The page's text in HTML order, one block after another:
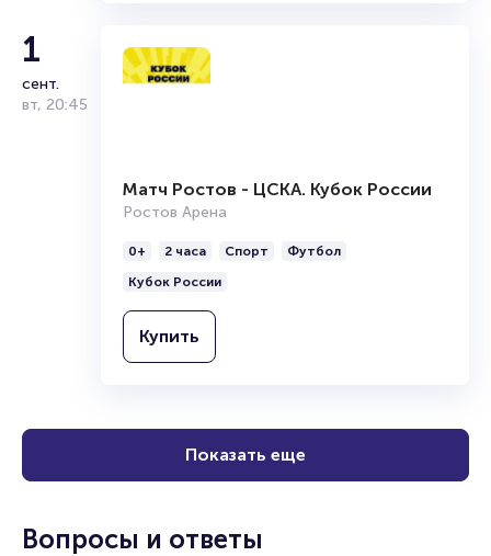
1
сент.
вт, 20:45
Матч Ростов - ЦСКА. Кубок России
Ростов Арена
0+ 2 часа Спорт
Футбол
Кубок России
Купить
Показать еще
Вопросы и ответы